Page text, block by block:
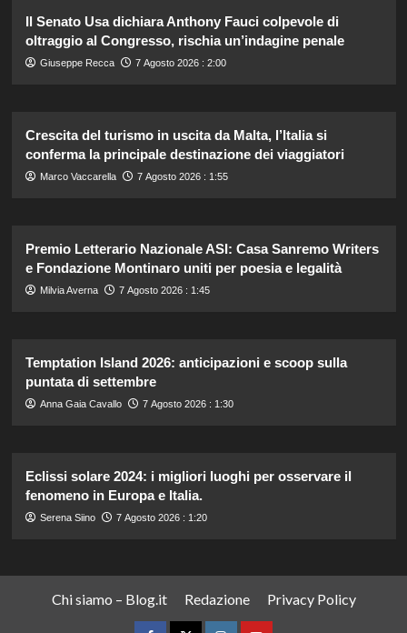
Il Senato Usa dichiara Anthony Fauci colpevole di
oltraggio al Congresso, rischia un’indagine penale
Giuseppe Recca 7 Agosto 2026 : 2:00
Crescita del turismo in uscita da Malta, l’Italia si
conferma la principale destinazione dei viaggiatori
Marco Vaccarella 7 Agosto 2026 : 1:55
Premio Letterario Nazionale ASI: Casa Sanremo Writers
e Fondazione Montinaro uniti per poesia e legalità
Milvia Averna 7 Agosto 2026 : 1:45
Temptation Island 2026: anticipazioni e scoop sulla
puntata di settembre
Anna Gaia Cavallo 7 Agosto 2026 : 1:30
Eclissi solare 2024: i migliori luoghi per osservare il
fenomeno in Europa e Italia.
Serena Siino 7 Agosto 2026 : 1:20
Chi siamo – Blog.it Redazione Privacy Policy